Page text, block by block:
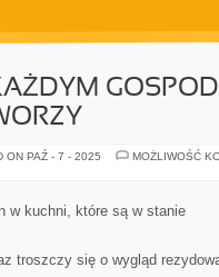
ON PAŹ - 7 - 2025
MOŻLIWOŚĆ
w kuchni, które są w stanie
troszczy się o wygląd